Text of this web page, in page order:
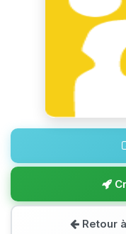
Retour